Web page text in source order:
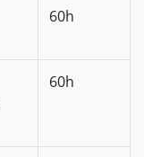
60h
60h